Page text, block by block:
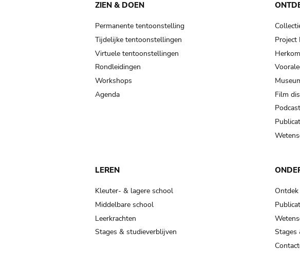
ZIEN & DOEN
Permanente tentoonstelling
Tijdelijke tentoonstellingen
Virtuele tentoonstellingen
Rondleidingen
Workshops
Agenda
Project
Film
LEREN
Kleuter- & lagere school
Middelbare school
Leerkrachten
Stages & studieverblijven
Stages